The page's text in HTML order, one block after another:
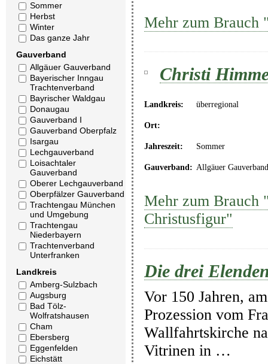
Sommer
Herbst
Winter
Das ganze Jahr
Gauverband
Allgäuer Gauverband
Bayerischer Inngau
Trachtenverband
Bayrischer Waldgau
Donaugau
Gauverband I
Gauverband Oberpfalz
Isargau
Lechgauverband
Loisachtaler
Gauverband
Oberer Lechgauverband
Oberpfälzer Gauverband
Trachtengau München
und Umgebung
Trachtengau
Niederbayern
Trachtenverband
Unterfranken
Landkreis
Amberg-Sulzbach
Augsburg
Bad Tölz-
Wolfratshausen
Cham
Ebersberg
Eggenfelden
Eichstätt
Mehr zum Brauch
Christi
Landkreis: überregional
Ort:
Jahreszeit: Sommer
Gauverband: Allgäuer Gauverband
Mehr zum Brauch
Christusfigur"
Die drei
Vor 150 Jahren,
Prozession vom
Wallfahrtskirche
Vitrinen in …